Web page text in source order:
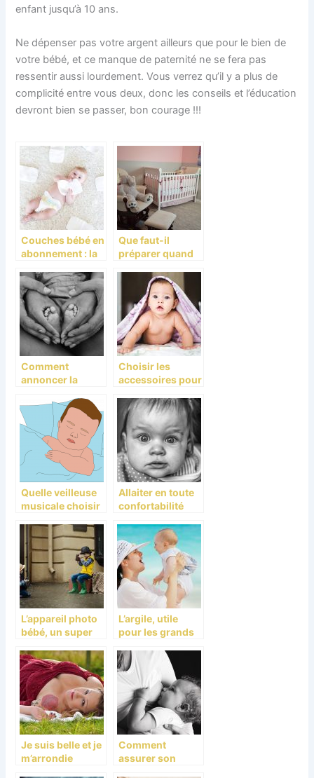
enfant jusqu’à 10 ans.
Ne dépenser pas votre argent ailleurs que pour le bien de
votre bébé, et ce manque de paternité ne se fera pas
ressentir aussi lourdement. Vous verrez qu’il y a plus de
complicité entre vous deux, donc les conseils et l’éducation
devront bien se passer, bon courage !!!
Couches bébé en
abonnement : la
tendance
Que faut-il
préparer quand
bébé?
Comment
annoncer la
votre bebe?
Choisir les
accessoires pour
Quelle veilleuse
musicale choisir
Allaiter en toute
confortabilité
L’appareil photo
bébé, un super
votre enfant
L’argile, utile
pour les grands
Je suis belle et je
m’arrondie
Comment
assurer son